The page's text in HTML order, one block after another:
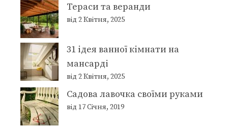
Тераси та веранди
від 2 Квітня, 2025
31 ідея ванної кімнати на
мансарді
від 2 Квітня, 2025
Садова лавочка своїми руками
від 17 Січня, 2019